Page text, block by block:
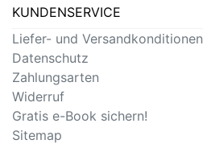
KUNDENSERVICE
Liefer- und Versandkonditionen
Datenschutz
Zahlungsarten
Widerruf
Gratis e-Book sichern!
Sitemap